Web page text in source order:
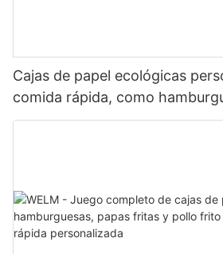
Cajas de papel ecológicas
comida rápida, como
fritas y pollo frito.